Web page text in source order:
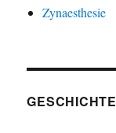
Zynaesthesie
GESCHICHTE